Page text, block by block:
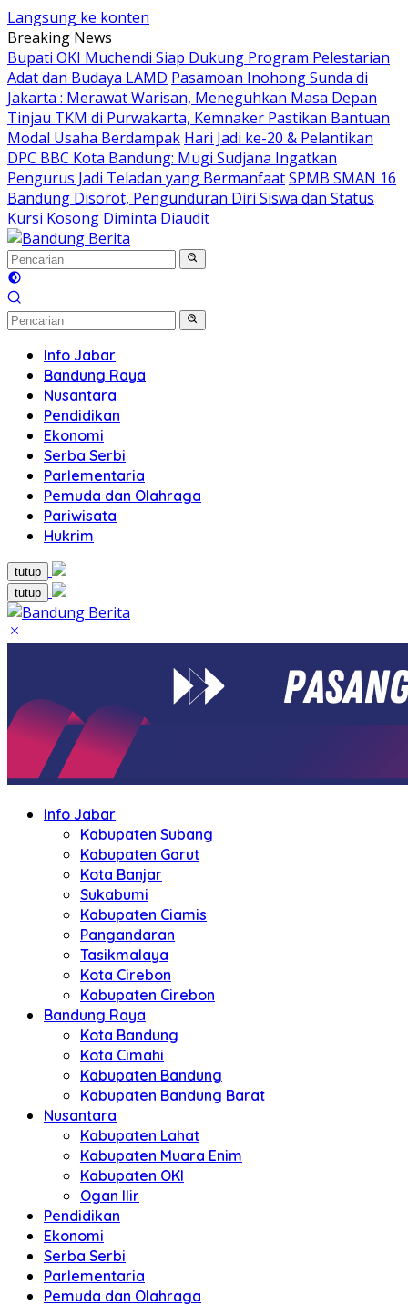
Langsung ke konten
Breaking News
Bupati OKI Muchendi Siap Dukung Program Pelestarian
Adat dan Budaya LAMD Pasamoan Inohong Sunda di
Jakarta : Merawat Warisan, Meneguhkan Masa Depan
Tinjau TKM di Purwakarta, Kemnaker Pastikan Bantuan
Modal Usaha Berdampak Hari Jadi ke-20 & Pelantikan
DPC BBC Kota Bandung: Mugi Sudjana Ingatkan
Pengurus Jadi Teladan yang BermanfaatSPMB SMAN 16
Bandung Disorot, Pengunduran Diri Siswa dan Status
Kursi Kosong Diminta Diaudit
Info Jabar
Bandung Raya
Nusantara
Pendidikan
Ekonomi
Serba Serbi
Parlementaria
Pemuda dan Olahraga
Pariwisata
Hukrim
tutup
tutup
Info Jabar
Kabupaten Subang
Kabupaten Garut
Kota Banjar
Sukabumi
Kabupaten Ciamis
Pangandaran
Tasikmalaya
Kota Cirebon
Kabupaten Cirebon
Bandung Raya
Kota Bandung
Kota Cimahi
Kabupaten Bandung
Kabupaten Bandung Barat
Nusantara
Kabupaten Lahat
Kabupaten Muara Enim
Kabupaten OKI
Ogan Ilir
Pendidikan
Ekonomi
Serba Serbi
Parlementaria
Pemuda dan Olahraga